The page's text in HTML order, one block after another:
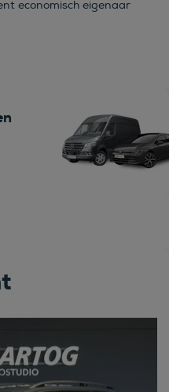
economisch eigenaar